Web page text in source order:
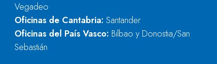
Vegadeo
Oficinas de Cantabria: Santander
Oficinas del País Vasco: Bilbao y Donostia/San
Sebastián